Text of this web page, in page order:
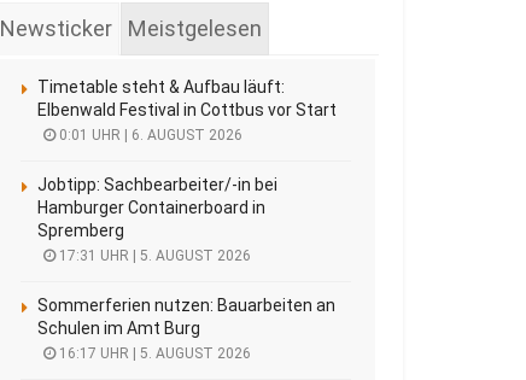
Newsticker Meistgelesen
Timetable steht & Aufbau läuft:
Elbenwald Festival in Cottbus vor Start
0:01 UHR | 6. AUGUST 2026
Jobtipp: Sachbearbeiter/-in bei
Hamburger Containerboard in
Spremberg
17:31 UHR | 5. AUGUST 2026
Sommerferien nutzen: Bauarbeiten an
Schulen im Amt Burg
16:17 UHR | 5. AUGUST 2026